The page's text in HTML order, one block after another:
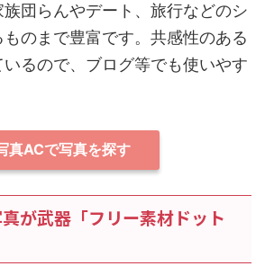
団らんやデート、旅行などのシ
のまで豊富です。共感性のある
るので、ブログ等でも使いやす
真ACで写真を探す
が武器「フリー素材ドット